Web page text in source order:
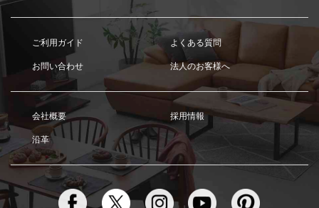
ご利用ガイド よくある質問
お問い合わせ 法人のお客様へ
会社概要 採用情報
沿革